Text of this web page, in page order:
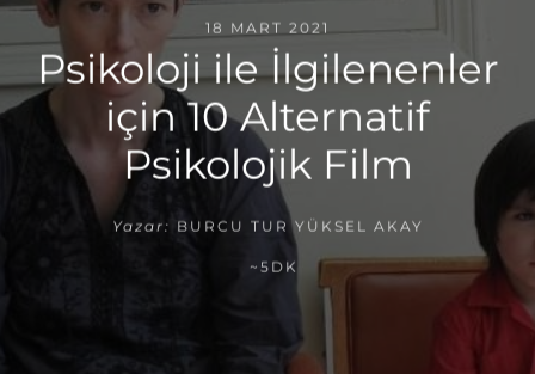
18 MART 2021
Psikoloji ile İlgilenenler
için 10 Alternatif
Psikolojik Film
Yazar: BURCU TUR YÜKSEL AKAY
~5DK